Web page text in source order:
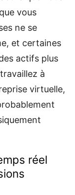
vous
ne se
et certaines
actifs plus
à
virtuelle,
réel